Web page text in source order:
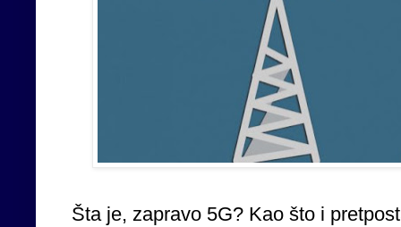
Šta je, zapravo 5G? Kao što i